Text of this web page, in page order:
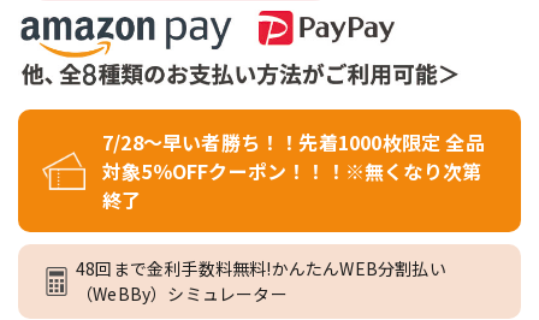
7/28～早い者勝ち！！先着1000枚限定 全品
対象5％OFFクーポン！！！※無くなり次第
終了
48回まで金利手数料無料!かんたんWEB分割払い
（WeBBy）シミュレーター